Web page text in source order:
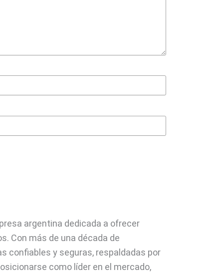
argentina dedicada a ofrecer
Con más de una década de
confiables y seguras, respaldadas por
como líder en el mercado,